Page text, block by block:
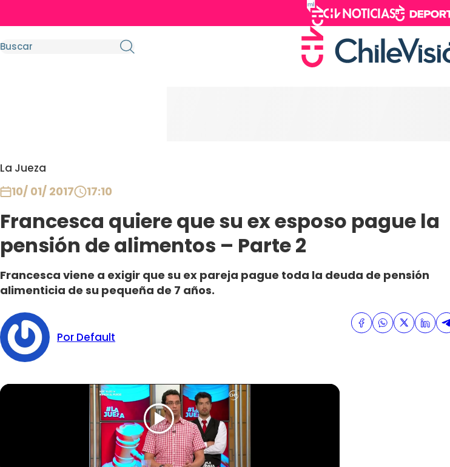
La Jueza
10/ 01/ 2017 17:10
Francesca quiere que su ex esposo pague la
pensión de alimentos – Parte 2
Francesca viene a exigir que su ex pareja pague toda la deuda de pensión
alimenticia de su pequeña de 7 años.
Por Default